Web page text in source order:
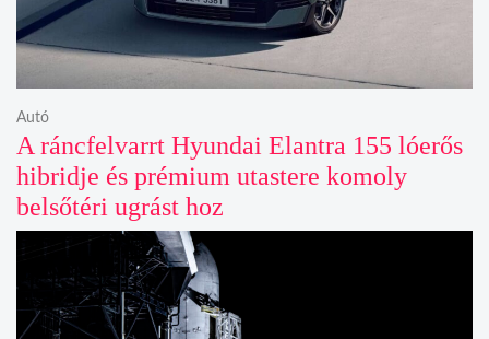
A ráncfelvarrt Hyundai Elantra 155 lóerős
hibridje és prémium utastere komoly
belsőtéri ugrást hoz
Autó